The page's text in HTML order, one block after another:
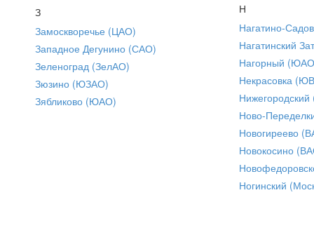
З
Замоскворечье (ЦАО)
Западное Дегунино (САО)
Зеленоград (ЗелАО)
Зюзино (ЮЗАО)
Зябликово (ЮАО)
Н
Нагатино-
Нагатинский
Нагорный
Некрасовка
Ново-
Новогиреево
Новокосино
Ногинский